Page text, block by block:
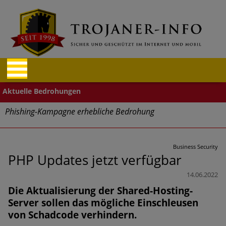
Phishing-Kampagne erhebliche Bedrohung
Welle an Social-Engineering-Betrugsmaschen und
Identitätsdiebstahl
unübersichtlichere Cyber-Bedrohungslage – was CISOs jetzt
für mehr Cyber-Resilienz tun können
Business Security
PHP Updates jetzt verfügbar
14.06.2022
Die Aktualisierung der Shared-Hosting-
Server sollen das mögliche Einschleusen
von Schadcode verhindern.